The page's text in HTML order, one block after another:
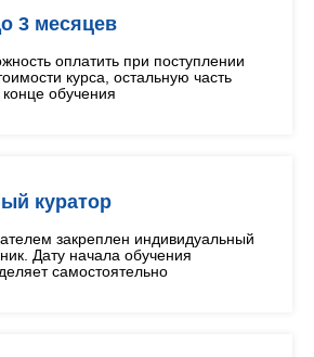
3 месяцев
оплатить при поступлении
курса, остальную часть
обучения
куратор
закреплен индивидуальный
Дату начала обучения
самостоятельно